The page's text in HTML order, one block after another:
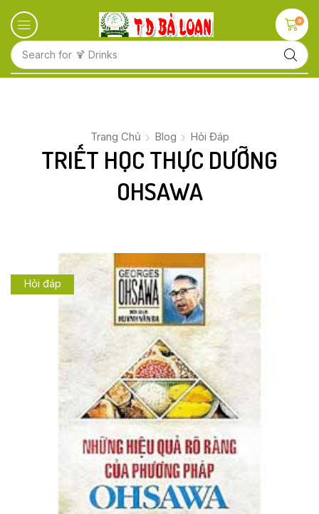
Search for 🍋 Fruits
0
Trang Chủ Blog Hỏi Đáp
TRIẾT HỌC THỰC DƯỠNG
OHSAWA
Hỏi đáp